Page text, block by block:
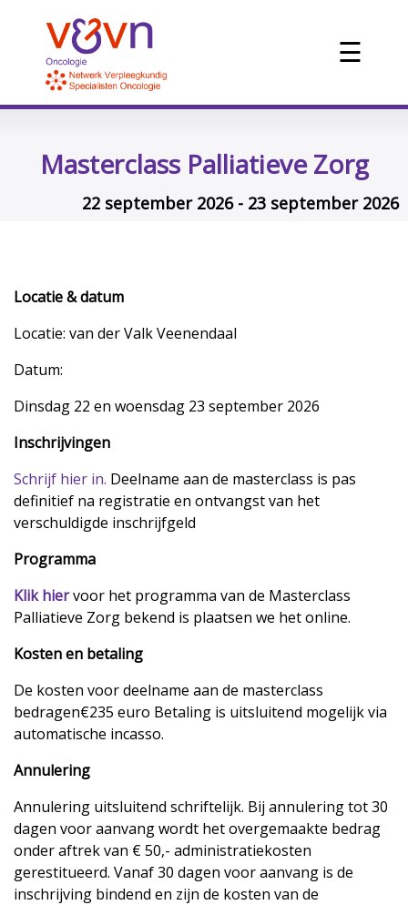
☰
Masterclass Palliatieve Zorg
22 september 2026 - 23 september 2026
Locatie & datum
Locatie: van der Valk Veenendaal
Datum:
Dinsdag 22 en woensdag 23 september 2026
Inschrijvingen
Schrijf hier in. Deelname aan de masterclass is pas
definitief na registratie en ontvangst van het
verschuldigde inschrijfgeld
Programma
Klik hiervoor het programma van de Masterclass
Palliatieve Zorg bekend is plaatsen we het online.
Kosten en betaling
De kosten voor deelname aan de masterclass
bedragen€235 euro Betaling is uitsluitend mogelijk via
automatische incasso.
Annulering
Annulering uitsluitend schriftelijk. Bij annulering tot 30
dagen voor aanvang wordt het overgemaakte bedrag
onder aftrek van € 50,- administratiekosten
gerestitueerd. Vanaf 30 dagen voor aanvang is de
inschrijving bindend en zijn de kosten van de